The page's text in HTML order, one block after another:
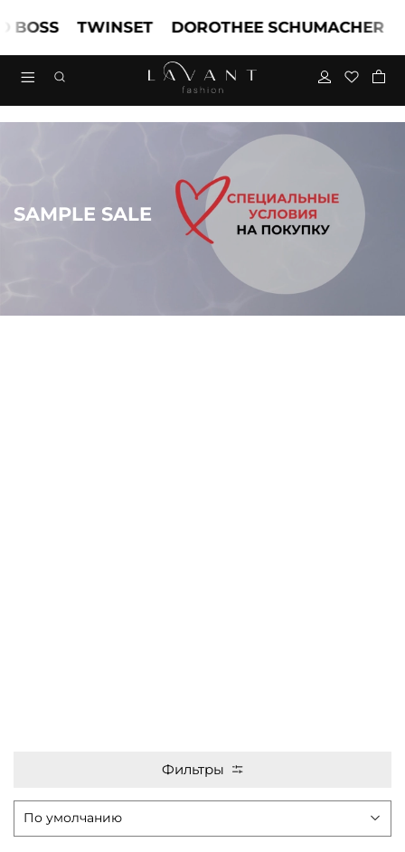
TWINSET DOROTHEE SCHUMACHER
SAMPLE SALE
Фильтры